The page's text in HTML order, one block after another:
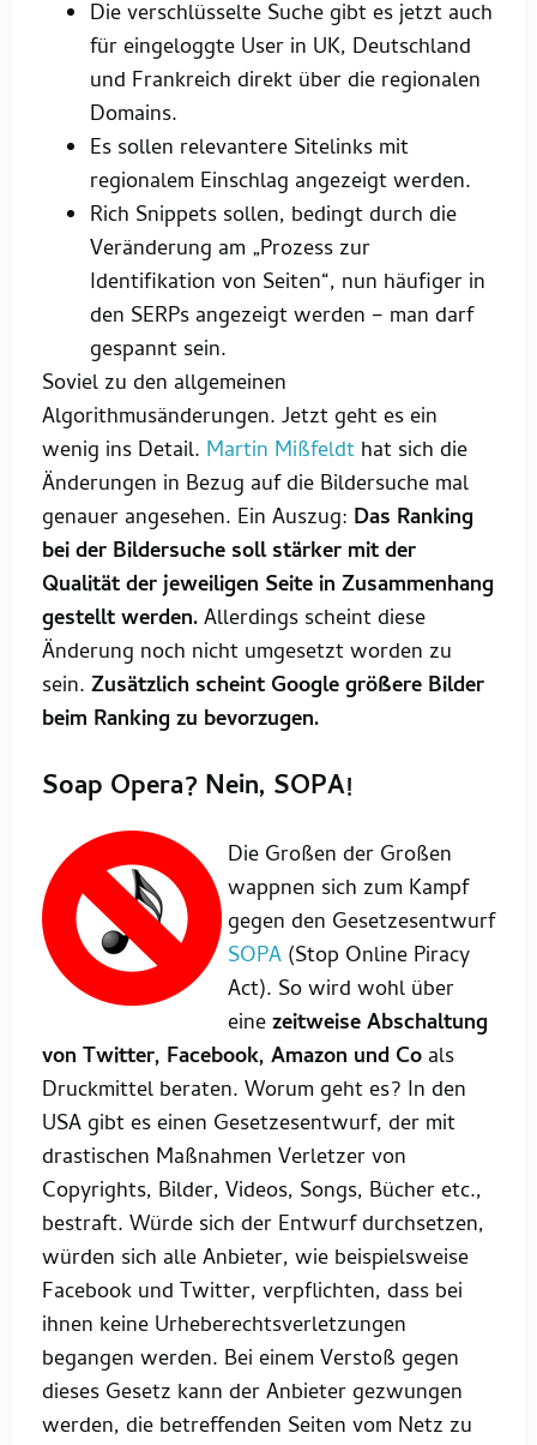
Die verschlüsselte Suche gibt es jetzt auch
für eingeloggte User in UK, Deutschland
und Frankreich direkt über die regionalen
Domains.
Es sollen relevantere Sitelinks mit
regionalem Einschlag angezeigt werden.
Rich Snippets sollen, bedingt durch die
Veränderung am „Prozess zur
Identifikation von Seiten“, nun häufiger in
den SERPs angezeigt werden – man darf
gespannt sein.
Soviel zu den allgemeinen
Algorithmusänderungen. Jetzt geht es ein
wenig ins Detail. Martin Mißfeldt hat sich die
Änderungen in Bezug auf die Bildersuche mal
genauer angesehen. Ein Auszug: Das Ranking
bei der Bildersuche soll stärker mit der
Qualität der jeweiligen Seite in Zusammenhang
gestellt werden.Allerdings scheint diese
Änderung noch nicht umgesetzt worden zu
sein. Zusätzlich scheint Google größere Bilder
beim Ranking zu bevorzugen.
Soap Opera? Nein, SOPA!
Die Großen der Großen
wappnen sich zum Kampf
gegen den Gesetzesentwurf
SOPA (Stop Online Piracy
Act). So wird wohl über
einezeitweise Abschaltung
von Twitter, Facebook, Amazon und Co als
Druckmittel beraten. Worum geht es? In den
USA gibt es einen Gesetzesentwurf, der mit
drastischen Maßnahmen Verletzer von
Copyrights, Bilder, Videos, Songs, Bücher etc.,
bestraft. Würde sich der Entwurf durchsetzen,
würden sich alle Anbieter, wie beispielsweise
Facebook und Twitter, verpflichten, dass bei
ihnen keine Urheberechtsverletzungen
begangen werden. Bei einem Verstoß gegen
dieses Gesetz kann der Anbieter gezwungen
werden, die betreffenden Seiten vom Netz zu